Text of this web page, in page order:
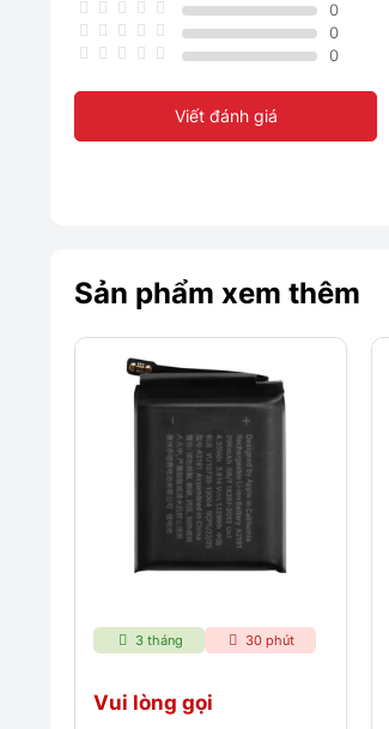
0
0
0
Viết đánh giá
Sản phẩm xem thêm
3 tháng 30 phút
Vui lòng gọi